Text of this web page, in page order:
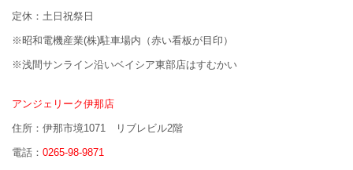
定休：土日祝祭日
※昭和電機産業(株)駐車場内（赤い看板が目印）
※浅間サンライン沿いベイシア東部店はすむかい
アンジェリーク伊那店
住所：伊那市境1071 リブレビル2階
電話： 0265-98-9871